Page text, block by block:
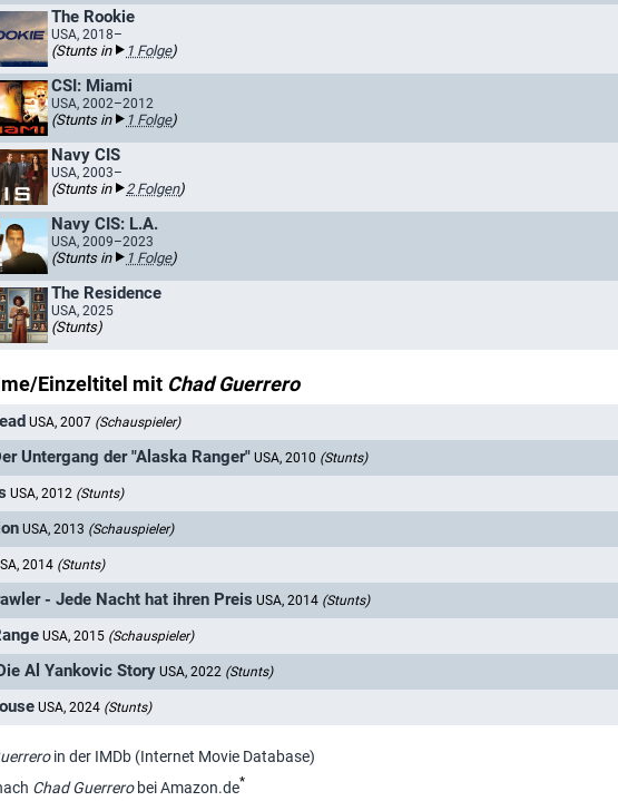
The Rookie
USA, 2018–
(Stunts in 1 Folge)
CSI: Miami
USA, 2002–2012
(Stunts in 1 Folge)
Navy CIS
USA, 2003–
(Stunts in 2 Folgen)
Navy CIS: L.A.
USA, 2009–2023
(Stunts in 1 Folge)
The Residence
USA, 2025
(Stunts)
Einzeltitel mit Chad Guerrero
USA, 2007 (Schauspieler)
Untergang der "Alaska Ranger" USA, 2010 (Stunts)
USA, 2012 (Stunts)
USA, 2013 (Schauspieler)
2014 (Stunts)
- Jede Nacht hat ihren Preis USA, 2014 (Stunts)
USA, 2015 (Schauspieler)
Al Yankovic Story USA, 2022 (Stunts)
USA, 2024 (Stunts)
in der IMDb (Internet Movie Database)
Chad Guerrerobei Amazon.de*